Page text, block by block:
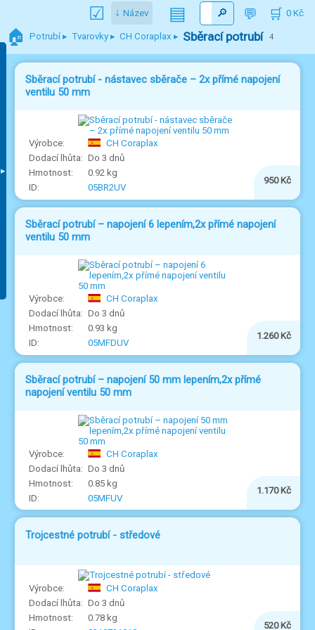
Sběrací potrubí - nástavec sběrače – 2x přímé napojení
ventilu 50 mm
CH Coraplax
Do 3 dnů
0.92 kg
05BR2UV
950 Kč
Sběrací potrubí – napojení 6 lepením,2x přímé napojení
ventilu 50 mm
CH Coraplax
Do 3 dnů
0.93 kg
05MFDUV
1.260 Kč
Sběrací potrubí – napojení 50 mm lepením,2x přímé
napojení ventilu 50 mm
CH Coraplax
Do 3 dnů
0.85 kg
05MFUV
1.170 Kč
Trojcestné potrubí - středové
CH Coraplax
Do 3 dnů
0.78 kg
520 Kč
Název ▤ 0
🏠 Potrubí Tvarovky CH Coraplax Sběrací potrubí 4